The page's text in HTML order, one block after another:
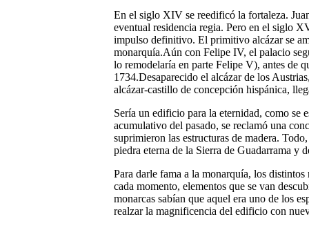
En el siglo XIV se reedificó la fortaleza.
eventual residencia regia. Pero en el siglo
impulso definitivo. El primitivo alcázar se
monarquía.Aún con Felipe IV, el palacio
lo remodelaría en parte Felipe V), antes de
1734.Desaparecido el alcázar de los
alcázar-castillo de concepción hispánica,
Sería un edificio para la eternidad, como se
acumulativo del pasado, se reclamó una
suprimieron las estructuras de madera.
piedra eterna de la Sierra de Guadarrama y
Para darle fama a la monarquía, los
cada momento, elementos que se van
monarcas sabían que aquel era uno de los
realzar la magnificencia del edificio con